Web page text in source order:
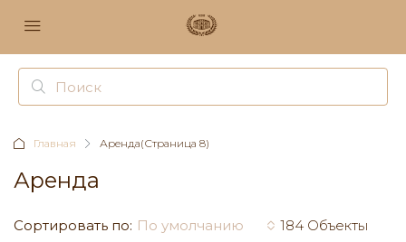
Главная Аренда(Страница 8)
Аренда
184 Объекты
Сортировать по: По умолчанию